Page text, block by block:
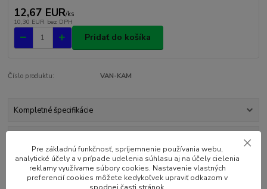
12,67 EUR/ks
10,30 EUR bez DPH
Pridať do košíka
Číslo produktu: VAN-KAM
Kompletné špecifikácie
Kompletné špecifikácie
Pre základnú funkčnosť, spríjemnenie používania webu,
analytické účely a v prípade udelenia súhlasu aj na účely cielenia
reklamy využívame súbory cookies. Nastavenie vlastných
preferencií cookies môžete kedykoľvek upraviť odkazom v